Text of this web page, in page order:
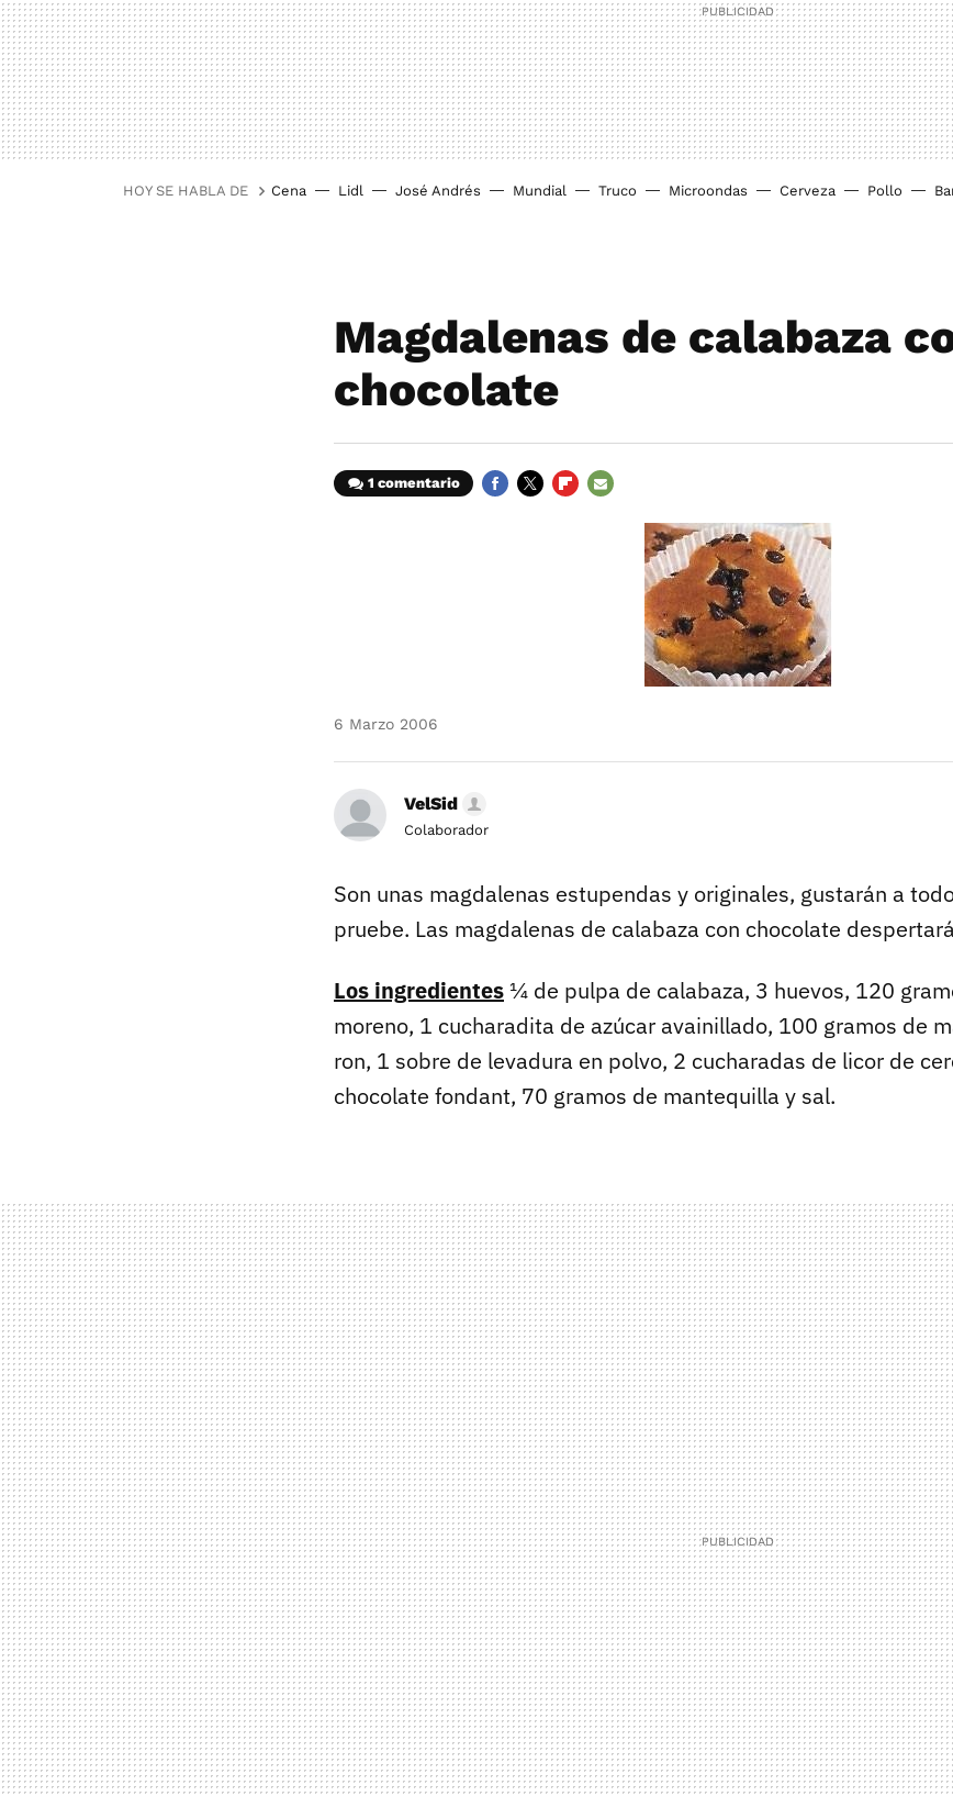
HOY SE HABLA DE Cena Lidl José Andrés Mundial Truco Microondas Cerveza Pollo
Magdalenas de calabaza
chocolate
1 comentario
6 Marzo 2006
VelSid
Colaborador
Son unas magdalenas estupendas y originales, gustarán a
pruebe. Las magdalenas de calabaza con chocolate
Los ingredientes ¼ de pulpa de calabaza, 3 huevos, 120
moreno, 1 cucharadita de azúcar avainillado, 100 gramos de
ron, 1 sobre de levadura en polvo, 2 cucharadas de licor de
chocolate fondant, 70 gramos de mantequilla y sal.